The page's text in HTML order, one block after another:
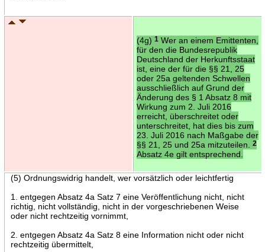
(4g) 1Wer an einem Emittenten,
für den die Bundesrepublik
Deutschland der Herkunftsstaat
ist, eine der für die §§ 21, 25
oder 25a geltenden Schwellen
ausschließlich auf Grund der
Änderung des § 1 Absatz 8 mit
Wirkung zum 2. Juli 2016
erreicht, überschreitet oder
unterschreitet, hat dies bis zum
23. Juli 2016 nach Maßgabe der
§§ 21, 25 und 25a mitzuteilen.
2
Absatz 4e gilt entsprechend.
(5) Ordnungswidrig handelt, wer vorsätzlich oder leichtfertig
1. entgegen Absatz 4a Satz 7 eine Veröffentlichung nicht, nicht
richtig, nicht vollständig, nicht in der vorgeschriebenen Weise
oder nicht rechtzeitig vornimmt,
2. entgegen Absatz 4a Satz 8 eine Information nicht oder nicht
rechtzeitig übermittelt,